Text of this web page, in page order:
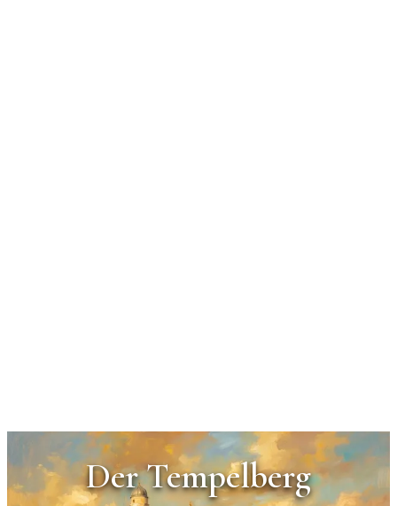
Der Tempelberg